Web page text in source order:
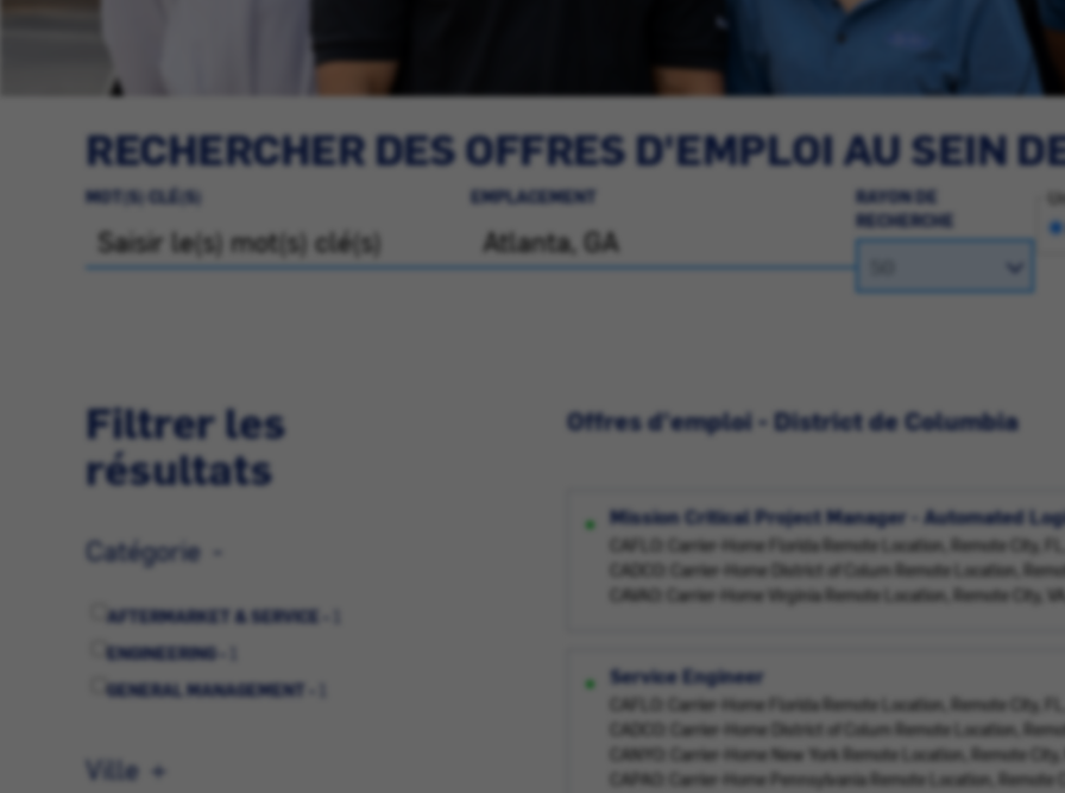
RECHERCHER DES OFFRES D'EMPLOI AU SEIN
MOT(S) CLÉ(S) EMPLACEMENT
RAYON DE
RECHERCHE
Filtrer les
résultats
Catégorie
AFTERMARKET & SERVICE -
ENGINEERING -
GENERAL MANAGEMENT -
Ville
Offres d'emploi - District de Columbia
Mission Critical Project Manager - Automated
CAFLO: Carrier-Home Florida Remote Location, Remote City,
CADCO: Carrier-Home District of Colum Remote Location,
CAVAO: Carrier-Home Virginia Remote Location, Remote City,
Service Engineer
CAFLO: Carrier-Home Florida Remote Location, Remote City,
CADCO: Carrier-Home District of Colum Remote Location,
CANYO: Carrier-Home New York Remote Location, Remote City,
CAPAO: Carrier-Home Pennsylvania Remote Location, Remote